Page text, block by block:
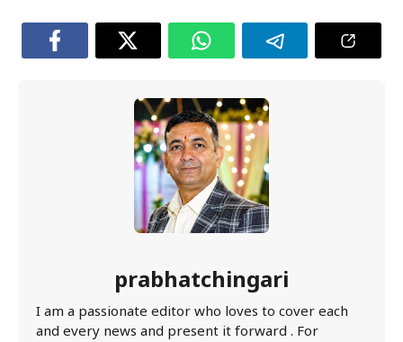
prabhatchingari
I am a passionate editor who loves to cover each
and every news and present it forward . For